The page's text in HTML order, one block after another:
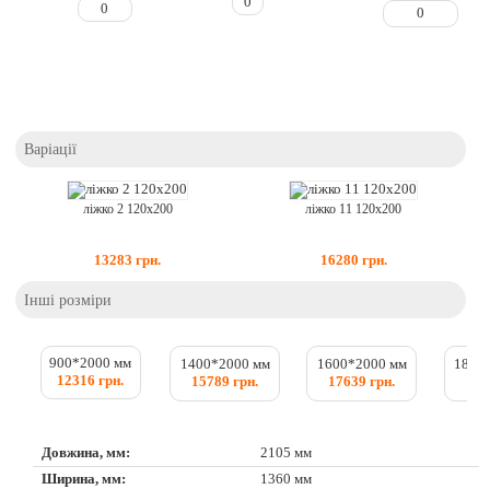
Варіації
ліжко 2 120х200
13283 грн.
ліжко 11 120х200
16280 грн.
Інші розміри
900*2000 мм
12316 грн.
1400*2000 мм
15789 грн.
1600*2000 мм
17639 грн.
Довжина, мм:
2105 мм
Ширина, мм:
1360 мм